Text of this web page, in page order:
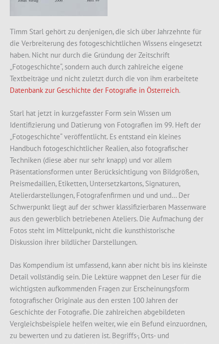
Timm Starl gehört zu denjenigen, die sich über Jahrzehnte für
die Verbreiterung des fotogeschichtlichen Wissens eingesetzt
haben. Nicht nur durch die Gründung der Zeitschrift
„Fotogeschichte“, sondern auch durch zahlreiche eigene
Textbeiträge und nicht zuletzt durch die von ihm erarbeitete
Datenbank zur Geschichte der Fotografie in Österreich.
Starl hat jetzt in kurzgefasster Form sein Wissen um
Identifizierung und Datierung von Fotografien im 99. Heft der
„Fotogeschichte“ veröffentlicht. Es entstand ein kleines
Handbuch fotogeschichtlicher Realien, also fotografischer
Techniken (diese aber nur sehr knapp) und vor allem
Präsentationsformen unter Berücksichtigung von Bildgrößen,
Preismedaillen, Etiketten, Untersetzkartons, Signaturen,
Atelierdarstellungen, Fotografenfirmen und und und… Der
Schwerpunkt liegt auf der schwer klassifizierbaren Massenware
aus den gewerblich betriebenen Ateliers. Die Aufmachung der
Fotos steht im Mittelpunkt, nicht die kunsthistorische
Diskussion ihrer bildlicher Darstellungen.
Das Kompendium ist umfassend, kann aber nicht bis ins kleinste
Detail vollständig sein. Die Lektüre wappnet den Leser für die
wichtigsten aufkommenden Fragen zur Erscheinungsform
fotografischer Originale aus den ersten 100 Jahren der
Geschichte der Fotografie. Die zahlreichen abgebildeten
Vergleichsbeispiele helfen weiter, wie ein Befund einzuordnen,
zu bewerten und zu datieren ist. Begriffs-, Orts- und